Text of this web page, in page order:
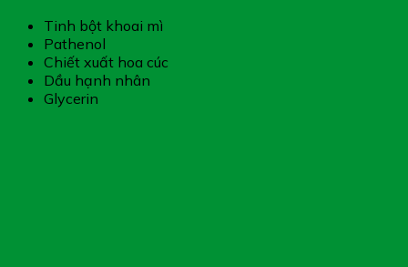
Tinh bột khoai mì
Pathenol
Chiết xuất hoa cúc
Dầu hạnh nhân
Glycerin